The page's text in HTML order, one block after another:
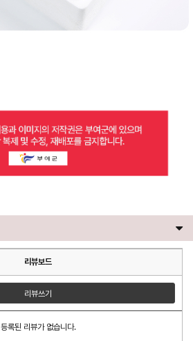
리뷰보드
리뷰쓰기
등록된 리뷰가 없습니다.